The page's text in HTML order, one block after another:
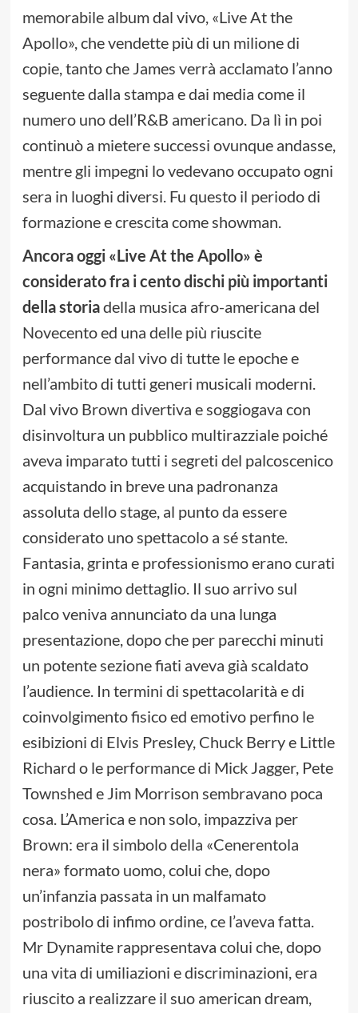
memorabile album dal vivo, «Live At the
Apollo», che vendette più di un milione di
copie, tanto che James verrà acclamato l’anno
seguente dalla stampa e dai media come il
numero uno dell’R&B americano. Da lì in poi
continuò a mietere successi ovunque andasse,
mentre gli impegni lo vedevano occupato ogni
sera in luoghi diversi. Fu questo il periodo di
formazione e crescita come showman.
Ancora oggi «Live At the Apollo» è
considerato fra i cento dischi più importanti
della storiadella musica afro-americana del
Novecento ed una delle più riuscite
performance dal vivo di tutte le epoche e
nell’ambito di tutti generi musicali moderni.
Dal vivo Brown divertiva e soggiogava con
disinvoltura un pubblico multirazziale poiché
aveva imparato tutti i segreti del palcoscenico
acquistando in breve una padronanza
assoluta dello stage, al punto da essere
considerato uno spettacolo a sé stante.
Fantasia, grinta e professionismo erano curati
in ogni minimo dettaglio. Il suo arrivo sul
palco veniva annunciato da una lunga
presentazione, dopo che per parecchi minuti
un potente sezione fiati aveva già scaldato
l’audience. In termini di spettacolarità e di
coinvolgimento fisico ed emotivo perfino le
esibizioni di Elvis Presley, Chuck Berry e Little
Richard o le performance di Mick Jagger, Pete
Townshed e Jim Morrison sembravano poca
cosa. L’America e non solo, impazziva per
Brown: era il simbolo della «Cenerentola
nera» formato uomo, colui che, dopo
un’infanzia passata in un malfamato
postribolo di infimo ordine, ce l’aveva fatta.
Mr Dynamite rappresentava colui che, dopo
una vita di umiliazioni e discriminazioni, era
riuscito a realizzare il suo american dream,